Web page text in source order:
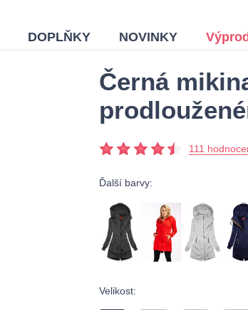
DOPLŇKY NOVINKY
Černá
111
Ďalší barvy:
Velikost: